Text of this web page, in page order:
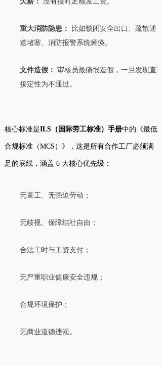
重大消防隐患：
比如锁闭安全出口、疏散通
道堵塞、消防报警系统瘫痪。
文件造假： 审核员最痛恨造假，一旦发现直
接定性为不通过。
核心标准是ILS（国际劳工标准）手册中的《最低
合规标准（MCS）》，这是所有合作工厂必须满
足的底线，涵盖 6 大核心优先级：
无童工、无强迫劳动；
无歧视、保障结社自由；
合法工时与工资支付；
无严重职业健康安全违规；
合规环境保护；
无商业道德违规。